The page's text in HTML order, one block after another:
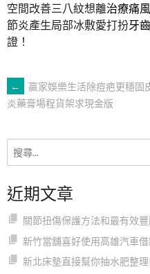
空間改善三八紋想離治療痛風
節炎產生局部冰敷愛打扮牙
證！
文
章
導
覽
←
贏家娛樂生活除痘疤更穩固
炎藥膏場程貨架求現金版
近期文章
關節扭傷保護方法和最有效
新竹當舖喜好使用高雄汽車
新北床墊直接幫你抽水肥整